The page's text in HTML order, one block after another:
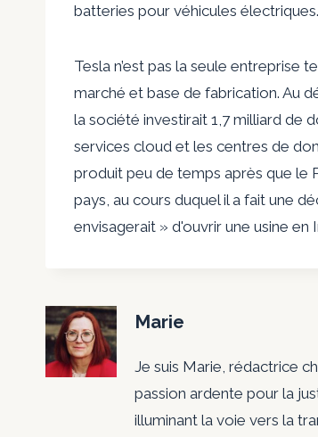
batteries pour véhicules électriques.
Tesla n’est pas la seule entreprise
marché et base de fabrication. Au
la société investirait 1,7 milliard de
services cloud et les centres de
produit peu de temps après que le
pays, au cours duquel il a fait une
envisagerait » d'ouvrir une usine en
Marie
Je suis Marie, rédactrice
passion ardente pour la
illuminant la voie vers la